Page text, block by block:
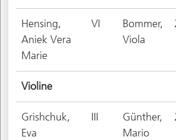
Hensing,
Aniek Vera
Marie
VI
Bommer,
Viola
Violine
Grishchuk,
Eva
III
Günther,
Mario